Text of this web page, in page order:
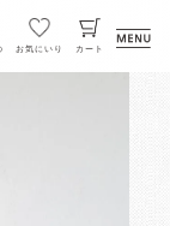
お気にいり カート